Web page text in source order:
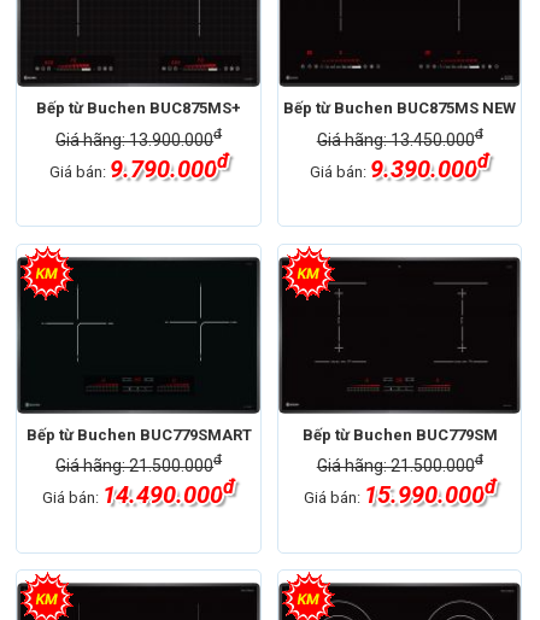
Bếp từ Buchen BUC875MS+
Giá hãng: 13.900.000đ
Giá bán: 9.790.000đ
Bếp từ Buchen BUC875MS NEW
Giá hãng: 13.450.000đ
Giá bán: 9.390.000đ
Bếp từ Buchen BUC779SMART
Giá hãng: 21.500.000đ
Giá bán: 14.490.000đ
Bếp từ Buchen BUC779SM
Giá hãng: 21.500.000đ
Giá bán: 15.990.000đ